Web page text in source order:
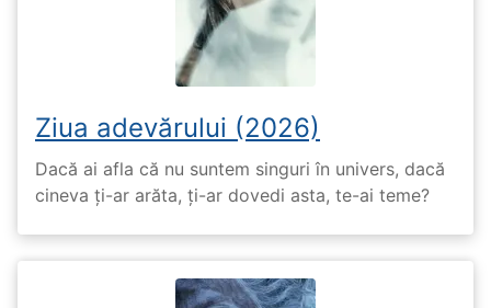
Ziua adevărului (2026)
Dacă ai afla că nu suntem singuri în univers, dacă
cineva ți-ar arăta, ți-ar dovedi asta, te-ai teme?